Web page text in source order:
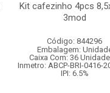
Kit cafezinho 4pcs
3mod
Código: 844296
Embalagem:
Caixa Com: 36
Inmetro: ABCP-BRI-0416-
IPI: 6.5%